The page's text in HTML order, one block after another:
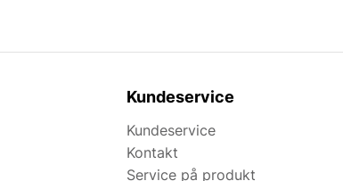
Kundeservice
Kundeservice
Kontakt
Service på produkt